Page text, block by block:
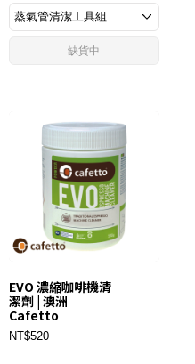
缺貨中
EVO 濃縮咖啡機清
潔劑 | 澳洲
Cafetto
NT$520